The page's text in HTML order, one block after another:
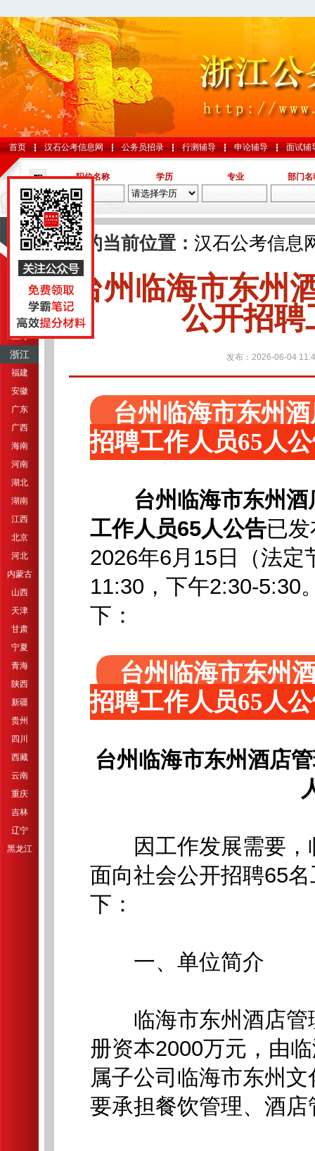
首页 汉石公考信息网 公务员招录 行测辅导 申论辅导 面试辅
职位名称 学历 专业 部门名
导航
江苏
上海
浙江
福建
安徽
广东
广西
海南
河南
湖北
湖南
江西
北京
河北
内蒙古
山西
天津
甘肃
宁夏
青海
陕西
新疆
贵州
四川
西藏
云南
重庆
吉林
辽宁
黑龙江
您的当前位置： 汉石公考信息
台州临海市东州
公开招聘
发布：2026-06-04
台州临海市东州
招聘工作人员65人
台州临海市东州
工作人员65人公告已
2026年6月15日（法定
11:30，下午2:30-5:30
下：
台州临海市东州
招聘工作人员65人
台州临海市东州酒店
因工作发展需要，
面向社会公开招聘65
下：
一、单位简介
临海市东州酒店管
册资本2000万元，由
属子公司临海市东州
要承担餐饮管理、酒